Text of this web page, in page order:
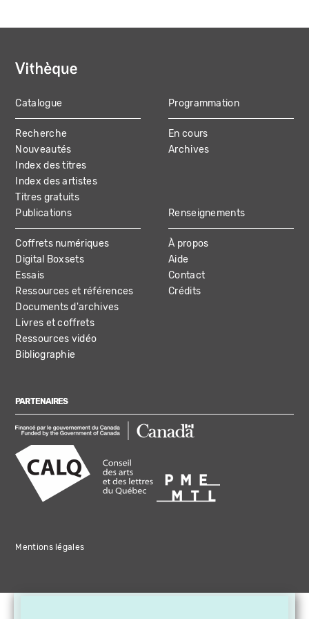
MAIN
NAVIGATION
Catalogue
Recherche
Nouveautés
Index des titres
Index des artistes
Titres gratuits
Programmation
En cours
Archives
Publications
Coffrets numériques
Digital Boxsets
Essais
Ressources et références
Documents d'archives
Livres et coffrets
Ressources vidéo
Bibliographie
Renseignements
À propos
Aide
Contact
Crédits
PARTENAIRES
Mentions légales